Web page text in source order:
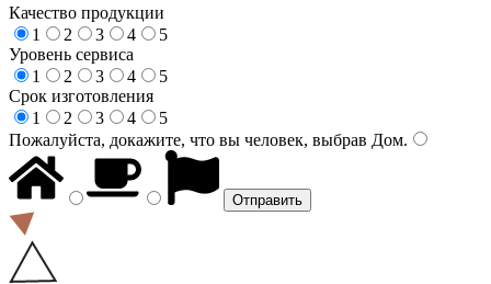
Качество продукции
1
2 3 4
5
Уровень сервиса
1
2 3 4
5
Срок изготовления
1
2 3 4
5
Пожалуйста, докажите, что вы человек, выбрав Дом.